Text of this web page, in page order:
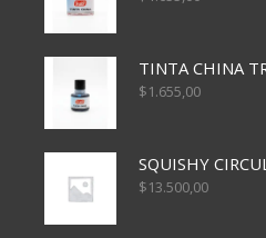
TINTA CHINA
$1.655,00
SQUISHY
$13.500,00